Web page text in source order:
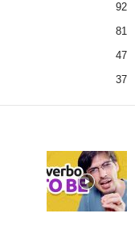
92
81
47
37